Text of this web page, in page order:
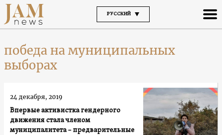
РУССКИЙ
победа на муниципальных
выборах
Впервые активистка гендерного
движения стала членом
муниципалитета – предварительные
24 декабря, 2019